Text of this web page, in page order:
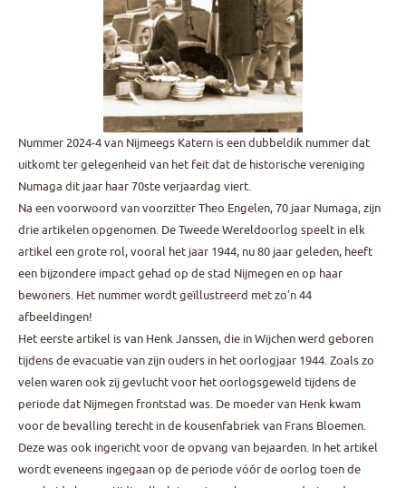
Nummer 2024-4 van Nijmeegs Katern is een dubbeldik nummer dat
uitkomt ter gelegenheid van het feit dat de historische vereniging
Numaga dit jaar haar 70ste verjaardag viert.
Na een voorwoord van voorzitter Theo Engelen, 70 jaar Numaga, zijn
drie artikelen opgenomen. De Tweede Wereldoorlog speelt in elk
artikel een grote rol, vooral het jaar 1944, nu 80 jaar geleden, heeft
een bijzondere impact gehad op de stad Nijmegen en op haar
bewoners. Het nummer wordt geïllustreerd met zo’n 44
afbeeldingen!
Het eerste artikel is van Henk Janssen, die in Wijchen werd geboren
tijdens de evacuatie van zijn ouders in het oorlogjaar 1944. Zoals zo
velen waren ook zij gevlucht voor het oorlogsgeweld tijdens de
periode dat Nijmegen frontstad was. De moeder van Henk kwam
voor de bevalling terecht in de kousenfabriek van Frans Bloemen.
Deze was ook ingericht voor de opvang van bejaarden. In het artikel
wordt eveneens ingegaan op de periode vóór de oorlog toen de